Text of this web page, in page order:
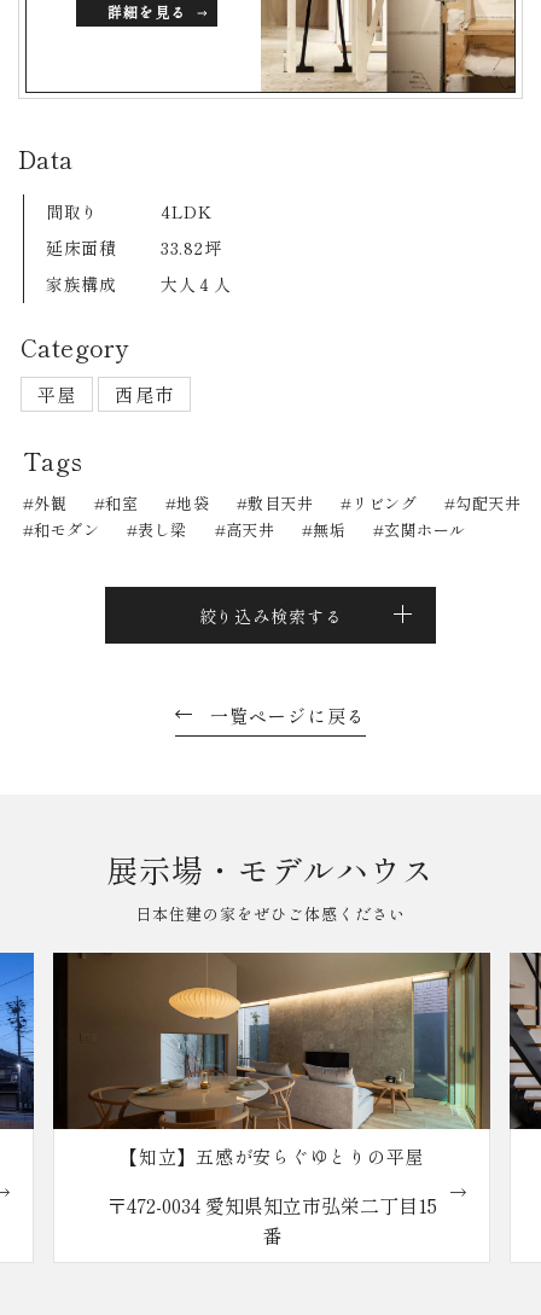
詳細を見る
Data
間取り
4LDK
延床面積
33.82坪
家族構成
大人４人
Category
平屋 西尾市
Tags
外観 和室 地袋 敷目天井 リビング
勾配天井
和モダン
表し梁 高天井 無垢 玄関ホール
絞り込み検索する
一覧ページに戻る
展示場・モデルハウス
日本住建の家をぜひご体感ください
【知立】五感が安らぐゆとりの平屋
〒472-0034 愛知県知立市弘栄二丁目15
番